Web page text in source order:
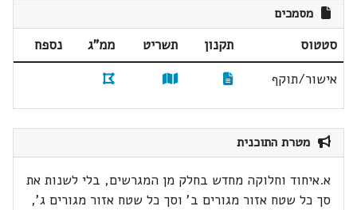
מסמכים
סטטוס תקנון תשריט ממ"ג
נספח
אישור/תוקף
מטרת התוכנית
א.איחוד וחלוקה מחדש בחלק מן המגרשים, בלי לשנות את
סך כל שטח אזור מגורים ב' וסך כל שטח אזור מגורים ג',